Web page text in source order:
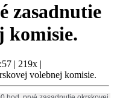
zasadnutie
komisie.
| 219x |